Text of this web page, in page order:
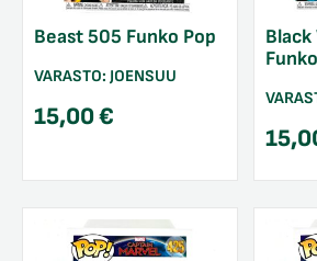
Beast 505 Funko Pop
VARASTO: JOENSUU
15,00€